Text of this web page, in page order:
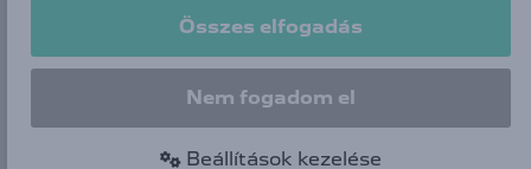
Összes elfogadás
Nem fogadom el
Beállítások kezelése